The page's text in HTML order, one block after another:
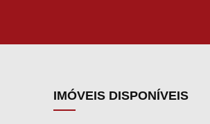
IMÓVEIS DISPONÍVEIS